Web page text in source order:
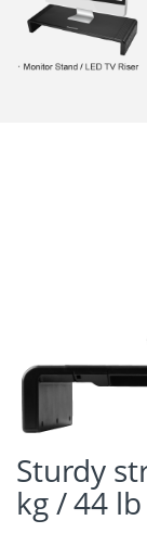
Sturdy
kg / 44 lb